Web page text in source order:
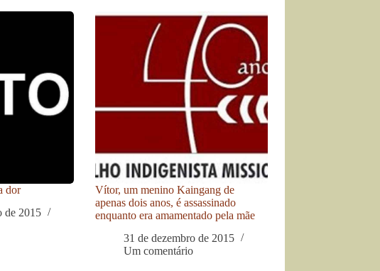
dor
de 2015
Vítor, um menino Kaingang de
apenas dois anos, é assassinado
enquanto era amamentado pela mãe
31 de dezembro de 2015
Um comentário